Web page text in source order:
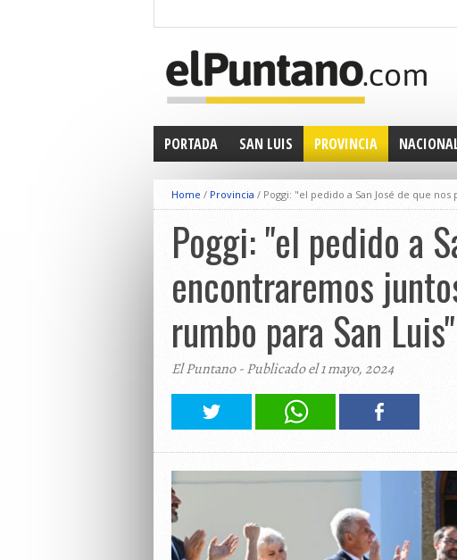
PORTADA SAN LUIS PROVINCIA
Home / Provincia / Poggi: "el pedido a San José de que
Poggi: "el pedido a
encontraremos
rumbo para San Luis"
El Puntano - Publicado el 1 mayo, 2024